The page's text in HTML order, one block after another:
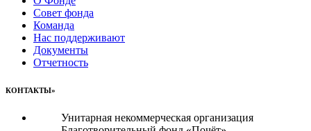
Совет фонда
Команда
Нас поддерживают
Документы
Отчетность
КОНТАКТЫ»
Унитарная некоммерческая организация